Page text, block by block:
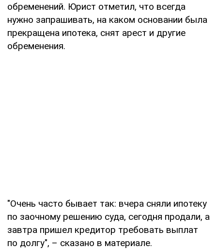
обременений. Юрист отметил, что всегда
нужно запрашивать, на каком основании была
прекращена ипотека, снят арест и другие
обременения.
"Очень часто бывает так: вчера сняли ипотеку
по заочному решению суда, сегодня продали, а
завтра пришел кредитор требовать выплат
по долгу", – сказано в материале.